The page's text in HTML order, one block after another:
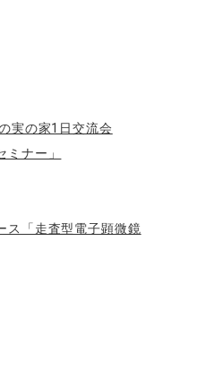
実の家1日交流会
ナー」
ス「走査型電子顕微鏡